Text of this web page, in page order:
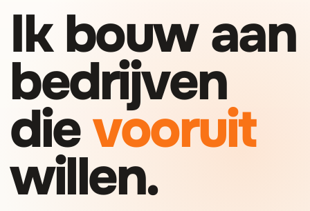
Ik bouw aan
bedrijven
dievooruit
willen.